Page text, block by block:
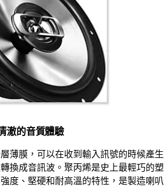
澈的音質體驗
薄膜，可以在收到輸入訊號的時候產生
換成音訊波。聚丙烯是史上最輕巧的塑
度、堅硬和耐高溫的特性，是製造喇叭